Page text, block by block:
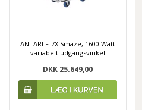
ANTARI F-7X Smaze, 1600 Watt
variabelt udgangsvinkel
DKK 25.649,00